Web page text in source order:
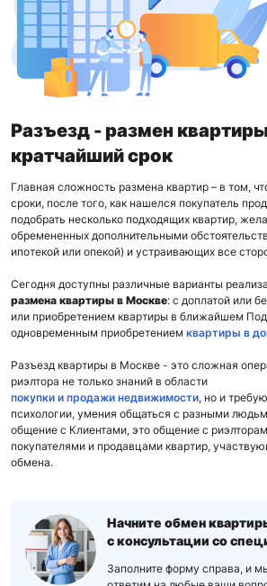
Разъезд - размен
кратчайший срок
Главная сложность размена квартир – в том,
сроки, после того, как нашелся покупатель
подобрать несколько подходящих квартир,
обремененных дополнительными
ипотекой или опекой) и устраивающих все
Сегодня доступны различные варианты
размена квартиры в Москве: с доплатой или
или приобретением квартиры в ближайшем
одновременным приобретением квартиры в
Разъезд квартиры в Москве - это сложная
риэлтора не только знаний в области
покупки и продажи недвижимости, но и
психологии, умения общаться с разными
общение с Клиентами, это общение с
покупателями и продавцами квартир,
обмена.
Начните обмен
с консультации со
Заполните форму справа, и